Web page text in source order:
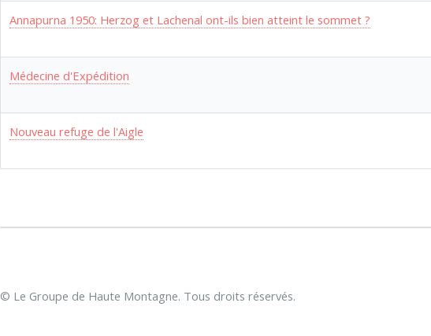
Annapurna 1950: Herzog et Lachenal ont-ils bien atteint le sommet ?
Médecine d'Expédition
Nouveau refuge de l'Aigle
© Le Groupe de Haute Montagne. Tous droits réservés.